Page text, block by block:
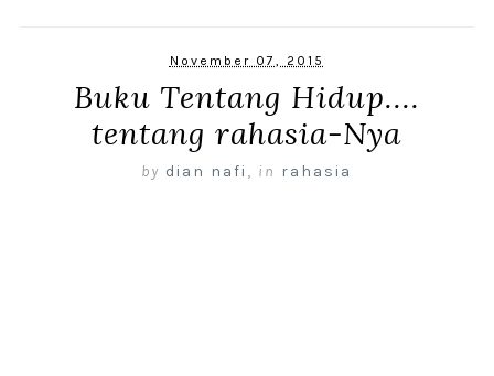
November 07, 2015
Buku Tentang Hidup....
tentang rahasia-Nya
by dian nafi , in rahasia